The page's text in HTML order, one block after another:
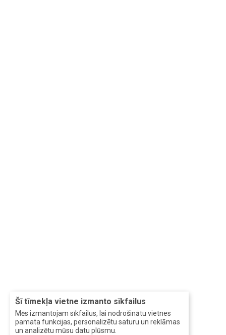
Šī tīmekļa vietne izmanto sīkfailus
Mēs izmantojam sīkfailus, lai nodrošinātu vietnes
pamata funkcijas, personalizētu saturu un reklāmas
un analizētu mūsu datu plūsmu.